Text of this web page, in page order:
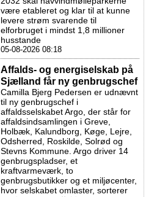
være etableret og klar til at kunne
levere strøm svarende til
elforbruget i mindst 1,8 millioner
husstande
05-08-2026 08:18
Affalds- og energiselskab på
Sjælland får ny genbrugschef
Camilla Bjerg Pedersen er udnævnt
til ny genbrugschef i
affaldsselskabet Argo, der står for
affaldsindsamlingen i Greve,
Holbæk, Kalundborg, Køge, Lejre,
Odsherred, Roskilde, Solrød og
Stevns Kommune. Argo driver 14
genbrugspladser, et
kraftvarmeværk, to
genbrugsbutikker og et miljøcenter,
hvor selskabet omlaster, sorterer